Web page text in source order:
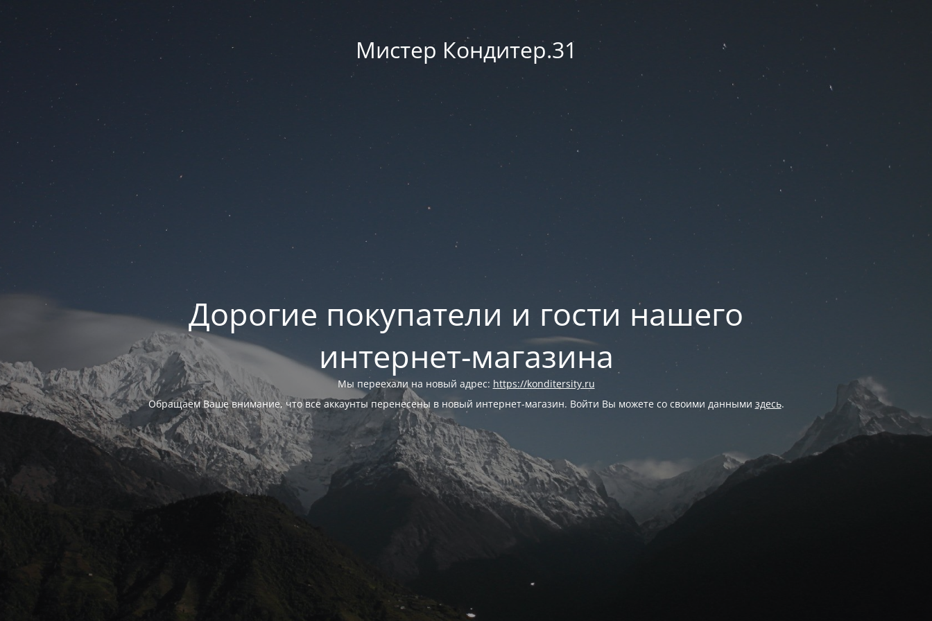
Мистер Кондитер.31
Дорогие покупатели и гости нашего
интернет-магазина
Мы переехали на новый адрес: https://konditersity.ru
Обращаем Ваше внимание, что все аккаунты перенесены в новый интернет-магазин. Войти Вы можете со своими данными здесь.